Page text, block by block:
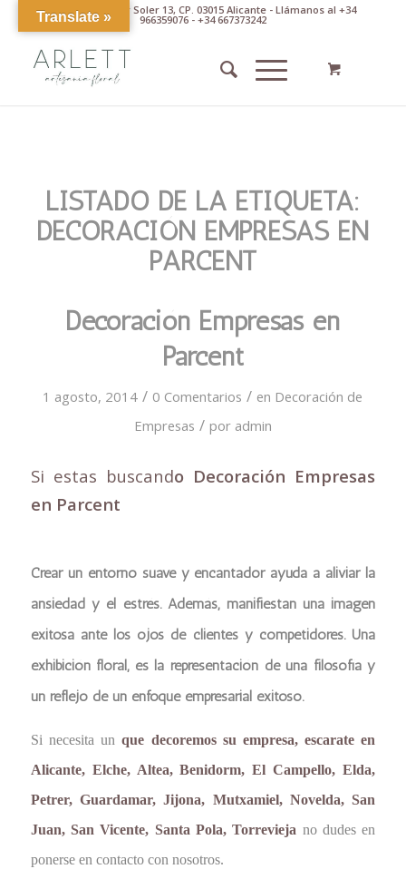
Av. Pintor Xavier Soler 13, CP. 03015 Alicante - Llámanos al +34
966359076 - +34 667373242
LISTADO DE LA ETIQUETA:
DECORACIÓN EMPRESAS EN
PARCENT
Decoración Empresas en
Parcent
1 agosto, 2014 / 0 Comentarios / en Decoración de
Empresas / por admin
Si estas buscando Decoración Empresas
en Parcent
Crear un entorno suave y encantador ayuda a aliviar la
ansiedad y el estrés. Además, manifiestan una imagen
exitosa ante los ojos de clientes y competidores. Una
exhibición floral, es la representación de una filosofía y
un reflejo de un enfoque empresarial exitoso.
Si necesita unque decoremos su empresa, escarate en
Alicante, Elche, Altea, Benidorm, El Campello, Elda,
Petrer, Guardamar, Jijona, Mutxamiel, Novelda, San
Juan, San Vicente, Santa Pola, Torrevieja no dudes en
ponerse en contacto con nosotros.
Translate »